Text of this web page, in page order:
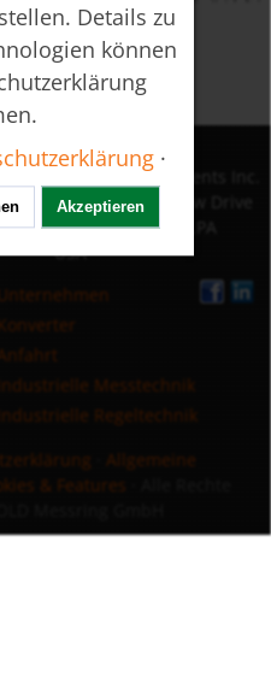
KOBOLD Instruments Inc.
1801 Parkway View Drive
15205 Pittsburgh,PA
USA
Unternehmen
Konverter
Anfahrt
Industrielle Messtechnik
Industrielle Regeltechnik
Allgemeine
& Features
Details zu
können
·
Akzeptieren